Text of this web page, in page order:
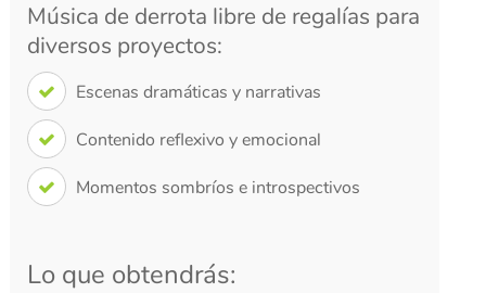
Música de derrota libre de regalías para
diversos proyectos:
Escenas dramáticas y narrativas
Contenido reflexivo y emocional
Momentos sombríos e introspectivos
Lo que obtendrás: